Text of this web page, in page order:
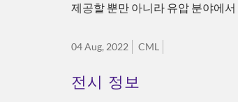
제공할 뿐만 아니라 유압 분야에
04 Aug, 2022 CML
전시 정보